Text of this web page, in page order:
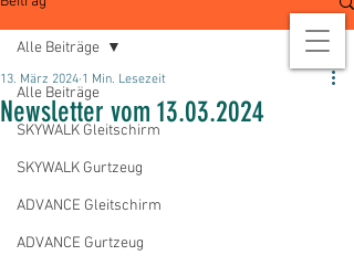
Alle Beiträge
SKYWALK Gleitschirm
SKYWALK Gurtzeug
ADVANCE Gleitschirm
ADVANCE Gurtzeug
Alle Beiträge
Newsletter vom 13.03.2024
13. März 2024 1 Min. Lesezeit